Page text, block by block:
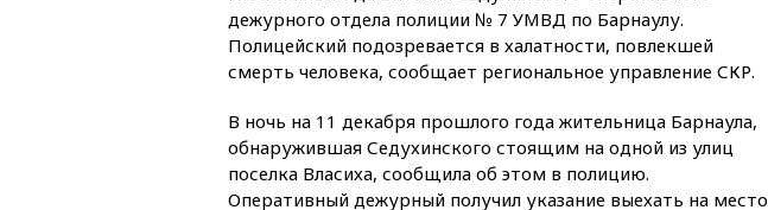
дежурного отдела полиции № 7 УМВД по Барнаулу.
Полицейский подозревается в халатности, повлекшей
смерть человека, сообщает региональное управление СКР.
В ночь на 11 декабря прошлого года жительница Барнаула,
обнаружившая Седухинского стоящим на одной из улиц
поселка Власиха, сообщила об этом в полицию.
Оперативный дежурный получил указание выехать на место